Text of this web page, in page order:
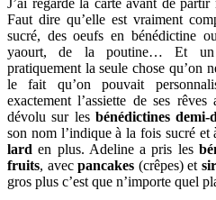
J’ai regardé la carte avant de
Faut dire qu’elle est vraiment
sucré, des oeufs en bénédictine
yaourt, de la poutine… Et un
pratiquement la seule chose qu’on
le fait qu’on pouvait
exactement l’assiette de ses
dévolu sur les bénédictines demi-
son nom l’indique à la fois sucré
lard en plus. Adeline a pris les
fruits, avecpancakes (crêpes) et
gros plus c’est que n’importe quel